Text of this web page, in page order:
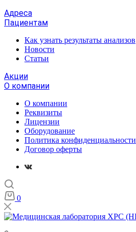
Адреса
Пациентам
Как узнать результаты анализов
Новости
Статьи
Акции
О компании
О компании
Реквизиты
Лицензии
Оборудование
Политика конфиденциальности
Договор оферты
0